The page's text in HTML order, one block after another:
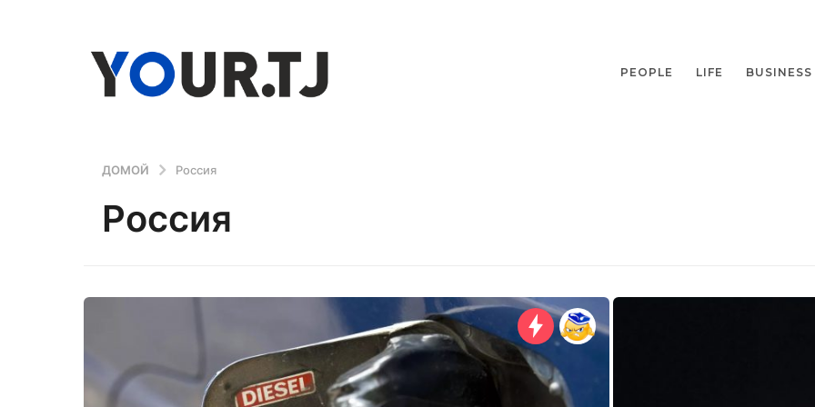
PEOPLE LIFE BUSINESS
ДОМОЙ Россия
Россия